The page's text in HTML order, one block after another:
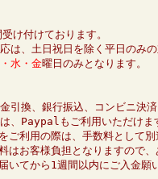
け付けております。
は、土日祝日を除く平日のみの
水・金曜日のみとなります。
引換、銀行振込、コンビニ決
、Paypalもご利用いただけま
ご利用の際は、手数料として別
お客様負担となりますので、
てから1週間以内にご入金願